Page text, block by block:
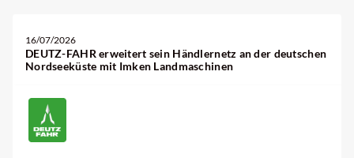
16/07/2026
DEUTZ-FAHR erweitert sein Händlernetz an der deutschen
Nordseeküste mit Imken Landmaschinen